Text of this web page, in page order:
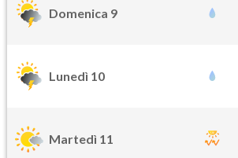
Domenica 9
Lunedì 10
Martedì 11